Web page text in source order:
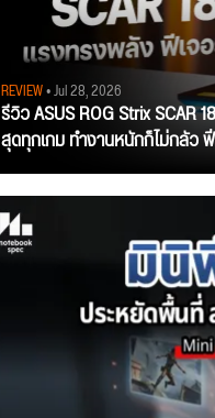
REVIEW• Jul 28, 2026
รีวิว ASUS ROG Strix SCAR
สุดทุกเกม ทำงานหนักก็ไม่กลัว